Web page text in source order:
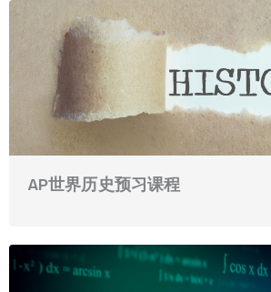
AP世界历史预习课程